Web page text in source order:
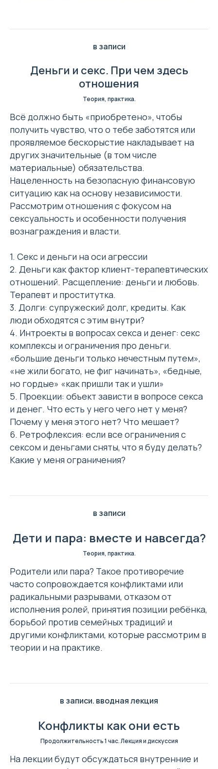
в записи
Деньги и секс. При чем здесь
отношения
Теория, практика.
Всё должно быть «приобретено», чтобы
получить чувство, что о тебе заботятся или
проявляемое бескорыстие накладывает на
других значительные (в том числе
материальные) обязательства.
Нацеленность на безопасную финансовую
ситуацию как на основу независимости.
Рассмотрим отношения с фокусом на
сексуальность и особенности получения
вознаграждения и власти.
1. Секс и деньги на оси агрессии
2. Деньги как фактор клиент-терапевтических
отношений. Расщепление: деньги и любовь.
Терапевт и проститутка.
3. Долги: супружеский долг, кредиты. Как
люди обходятся с этим внутри?
4. Интроекты в вопросах секса и денег: секс
комплексы и ограничения про деньги.
«большие деньги только нечестным путем»,
«не жили богато, не фиг начинать», «бедные,
но гордые» «как пришли так и ушли»
5. Проекции: объект зависти в вопросе секса
и денег. Что есть у него чего нет у меня?
Почему у меня этого нет? Что мешает?
6. Ретрофлексия: если все ограничения с
сексом и деньгами сняты, что я буду делать?
Какие у меня ограничения?
в записи
Дети и пара: вместе и навсегда?
Теория, практика.
Родители или пара? Такое противоречие
часто сопровождается конфликтами или
радикальными разрывами, отказом от
исполнения ролей, принятия позиции ребёнка,
борьбой против семейных традиций и
другими конфликтами, которые рассмотрим в
теории и на практике.
в записи. вводная лекция
Конфликты как они есть
Продолжительность 1 час. Лекция и дискуссия
На лекции будут обсуждаться внутренние и